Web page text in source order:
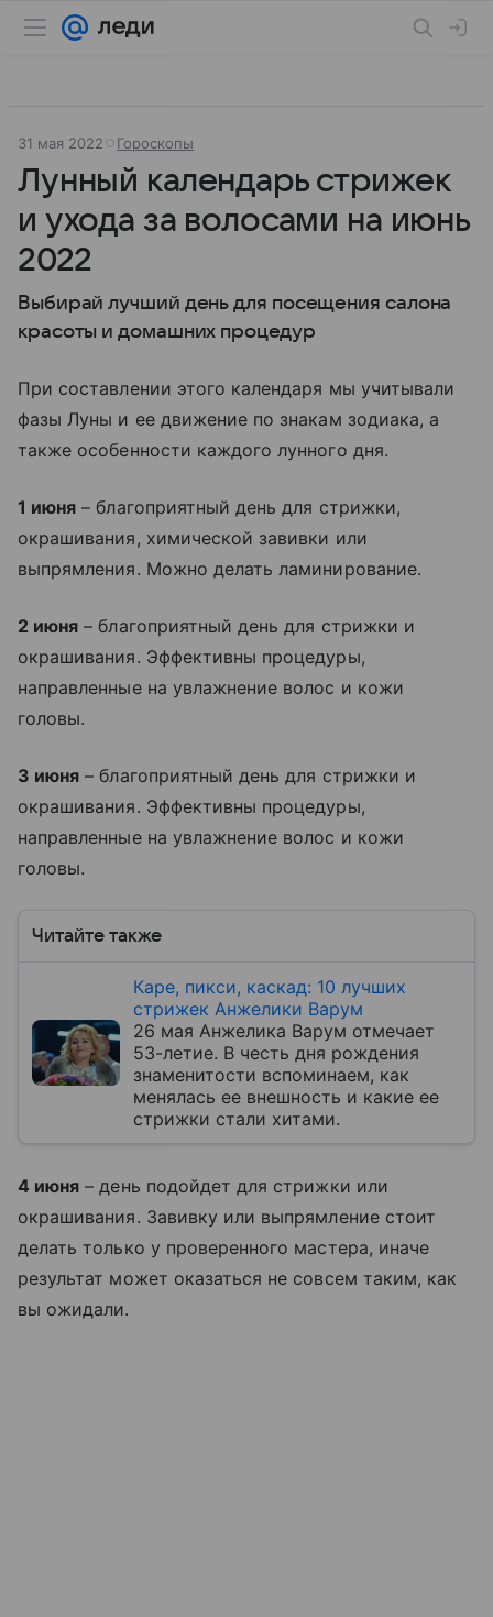
31 мая 2022 Гороскопы
Лунный календарь стрижек
и ухода за волосами на июнь
2022
Выбирай лучший день для посещения салона
красоты и домашних процедур
При составлении этого календаря мы учитывали
фазы Луны и ее движение по знакам зодиака, а
также особенности каждого лунного дня.
1 июня – благоприятный день для стрижки,
окрашивания, химической завивки или
выпрямления. Можно делать ламинирование.
2 июня – благоприятный день для стрижки и
окрашивания. Эффективны процедуры,
направленные на увлажнение волос и кожи
головы.
3 июня – благоприятный день для стрижки и
окрашивания. Эффективны процедуры,
направленные на увлажнение волос и кожи
головы.
Читайте также
Каре, пикси, каскад: 10 лучших
стрижек Анжелики Варум
26 мая Анжелика Варум отмечает
53-летие. В честь дня рождения
знаменитости вспоминаем, как
менялась ее внешность и какие ее
стрижки стали хитами.
4 июня – день подойдет для стрижки или
окрашивания. Завивку или выпрямление стоит
делать только у проверенного мастера, иначе
результат может оказаться не совсем таким, как
вы ожидали.